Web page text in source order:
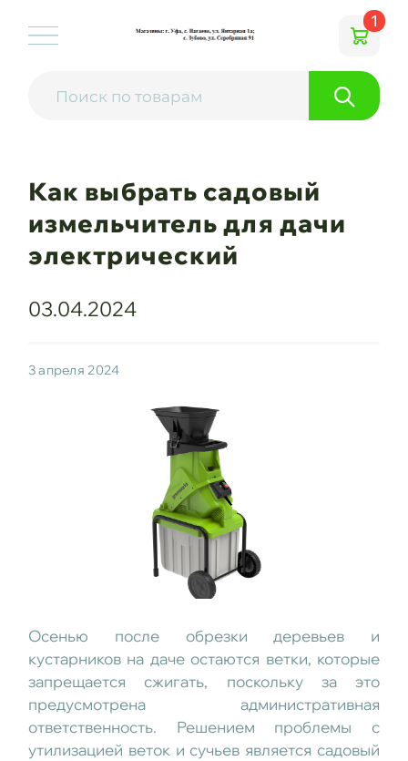
1
Как выбрать садовый
измельчитель для дачи
электрический
03.04.2024
3 апреля 2024
Осенью после обрезки деревьев и
кустарников на даче остаются ветки, которые
запрещается сжигать, поскольку за это
предусмотрена административная
ответственность. Решением проблемы с
утилизацией веток и сучьев является садовый